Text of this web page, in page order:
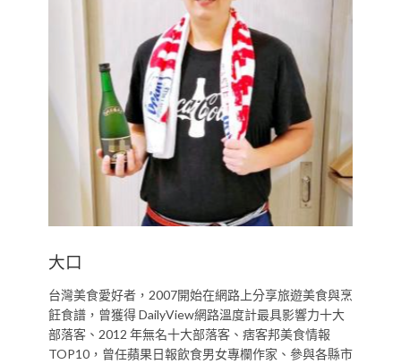
大口
台灣美食愛好者，2007開始在網路上分享旅遊美食與烹
飪食譜，曾獲得 DailyView網路溫度計最具影響力十大
部落客、2012 年無名十大部落客、痞客邦美食情報
TOP10，曾任蘋果日報飲食男女專欄作家、參與各縣市